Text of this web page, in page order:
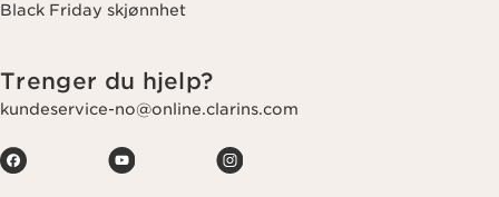
Black Friday skjønnhet
Trenger du hjelp?
kundeservice-no@online.clarins.com